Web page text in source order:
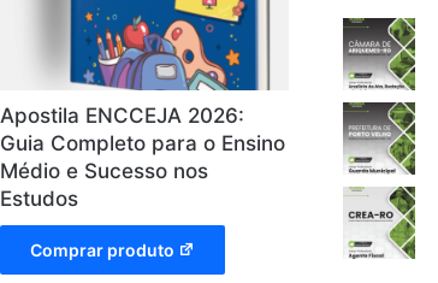
Apostila ENCCEJA 2026:
Guia Completo para o Ensino
Médio e Sucesso nos
Estudos
Comprar produto